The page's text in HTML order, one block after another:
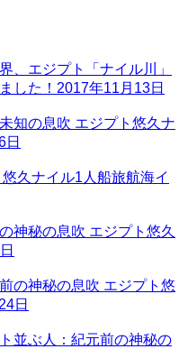
、エジプト「ナイル川」
した！ 2017年11月13日
知の息吹 エジプト悠久ナ
日
久ナイル1人船旅航海イ
神秘の息吹 エジプト悠久
の神秘の息吹 エジプト悠
日
並ぶ人：紀元前の神秘の